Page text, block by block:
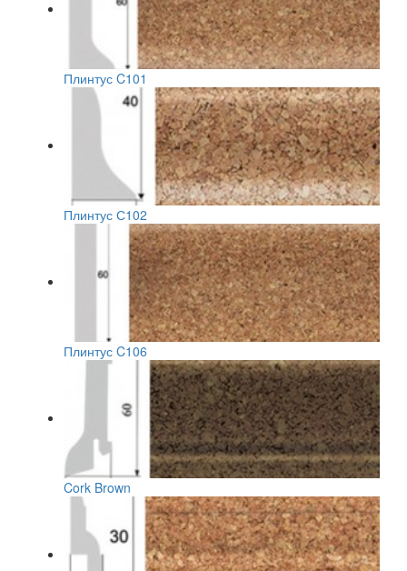
Плинтус C101
Плинтус С102
Плинтус C106
Cork Brown